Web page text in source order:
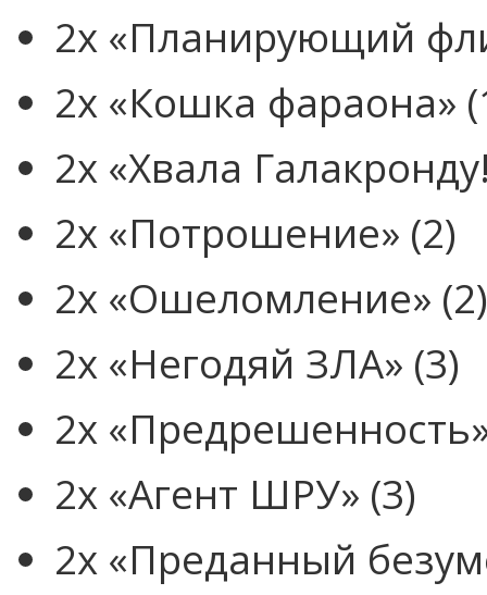
2x «Планирующий
2x «Кошка фараона»
2x «Хвала
2x «Потрошение» (2)
2x «Ошеломление» (2)
2x «Негодяй ЗЛА» (3)
2x
2x «Агент ШРУ» (3)
2x «Преданный